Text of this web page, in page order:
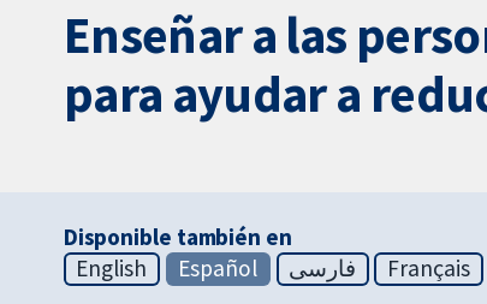
Enseñar a las
para ayudar a
Disponible también en
English
Español فارسی Français